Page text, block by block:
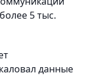
5 тыс.
данные